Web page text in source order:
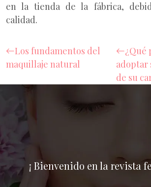
en la tienda de la fábrica,
calidad.
Los fundamentos del
maquillaje natural
¿Qué
adoptar
de su
¡ Bienvenido en la revista